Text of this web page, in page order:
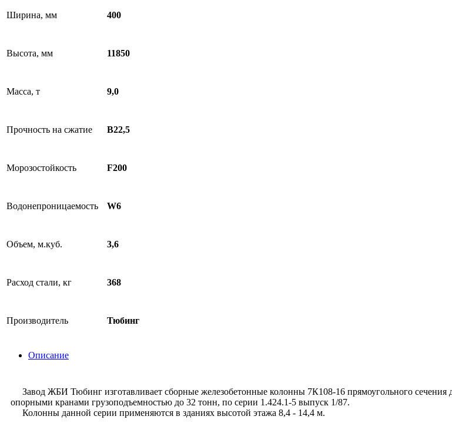
Ширина, мм 400
Высота, мм 11850
Масса, т 9,0
Прочность на сжатие B22,5
Морозостойкость F200
Водонепроницаемость W6
Объем, м.куб. 3,6
Расход стали, кг 368
Производитель Тюбинг
Описание
Завод ЖБИ Тюбинг изготавливает сборные железобетонные колонны 7К108-16 прямоугольного
опорными кранами грузоподъемностью до 32 тонн, по серии 1.424.1-5 выпуск 1/87.
Колонны данной серии применяются в зданиях высотой этажа 8,4 - 14,4 м.